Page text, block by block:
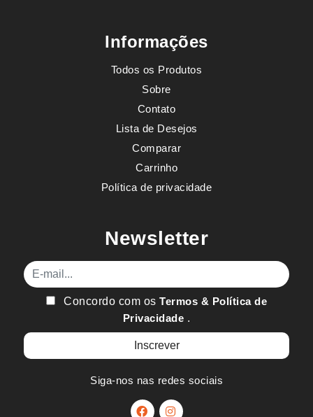
Informações
Todos os Produtos
Sobre
Contato
Lista de Desejos
Comparar
Carrinho
Política de privacidade
Newsletter
E-mail
Concordo com osTermos & Política de
Privacidade .
Siga-nos nas redes sociais